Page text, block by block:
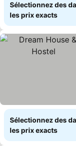
Sélectionnez des
les prix exacts
Sélectionnez des
les prix exacts